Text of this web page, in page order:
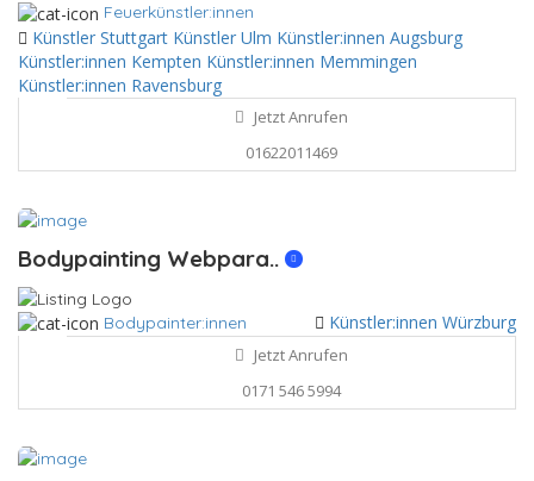
Feuerkünstler:innen
Künstler Stuttgart Künstler Ulm Künstler:innen Augsburg
Künstler:innen Kempten Künstler:innen Memmingen
Künstler:innen Ravensburg
Jetzt Anrufen
01622011469
Bodypainting Webpara..
Bodypainter:innen Künstler:innen Würzburg
Jetzt Anrufen
0171 546 5994